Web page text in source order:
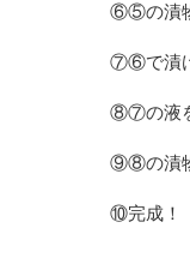
⑥⑤の漬
⑦⑥で漬け
⑧⑦の液を
⑨⑧の漬
⑩完成！